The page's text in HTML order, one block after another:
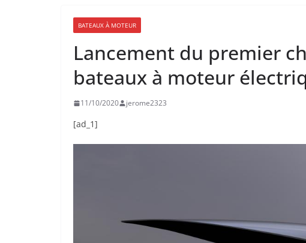
BATEAUX À MOTEUR
Lancement du premier
bateaux à moteur
11/10/2020 jerome2323
[ad_1]